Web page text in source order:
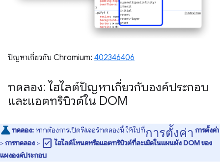
ปัญหาเกี่ยวกับ Chromium: 402346406
ทดลอง: ไฮไลต์ปัญหาเกี่ยวกับองค์ประกอบ
และแอตทริบิวต์ใน DOM
ทดลอง: หากต้องการเปิดฟีเจอร์ทดลองนี้ ให้ไปที่การตั้งค่า การตั้งค่า
>การทดลอง > check_box ไฮไลต์โหนดหรือแอตทริบิวต์ที่ละเมิดในแผนผัง DOM ของ
แผงองค์ประกอบ